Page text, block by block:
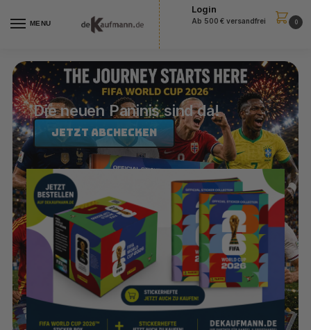
MENU
Login
Ab 500 € versandfrei 0
Die neuen Paninis sind da!
Jetzt abchecken